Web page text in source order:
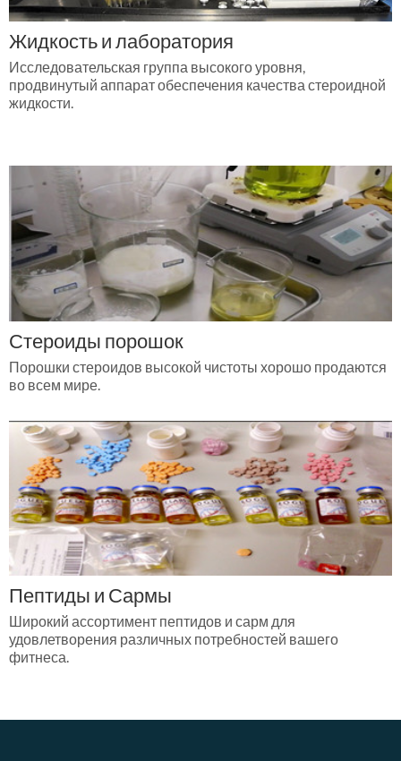
Жидкость и лаборатория
Исследовательская группа высокого уровня,
продвинутый аппарат обеспечения качества стероидной
жидкости.
Стероиды порошок
Порошки стероидов высокой чистоты хорошо продаются
во всем мире.
Пептиды и Сармы
Широкий ассортимент пептидов и сарм для
удовлетворения различных потребностей вашего
фитнеса.